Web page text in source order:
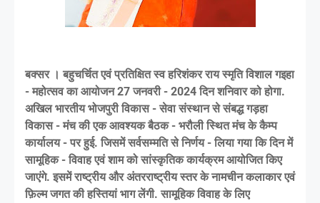
बक्सर । बहुचर्चित एवं प्रतिक्षित स्व हरिशंकर राय स्मृति विशाल गइहा
- महोत्सव का आयोजन 27 जनवरी - 2024 दिन शनिवार को होगा.
अखिल भारतीय भोजपुरी विकास - सेवा संस्थान से संबद्ध गड़हा
विकास - मंच की एक आवश्यक बैठक - भरौली स्थित मंच के कैम्प
कार्यालय - पर हुई. जिसमें सर्वसम्मति से निर्णय - लिया गया कि दिन में
सामूहिक - विवाह एवं शाम को सांस्कृतिक कार्यक्रम आयोजित किए
जाएंगे. इसमें राष्ट्रीय और अंतरराष्ट्रीय स्तर के नामचीन कलाकार एवं
फ़िल्म जगत की हस्तियां भाग लेंगी. सामूहिक विवाह के लिए